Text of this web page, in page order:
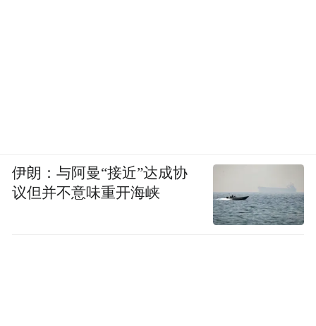
伊朗：与阿曼“接近”达成协
议但并不意味重开海峡